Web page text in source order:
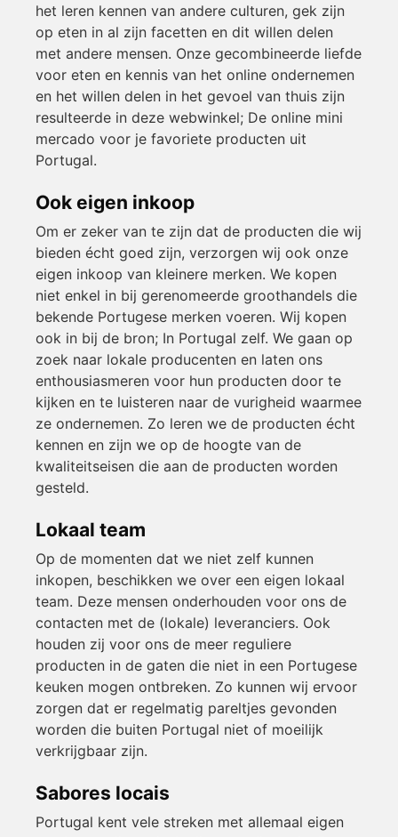
het leren kennen van andere culturen, gek zijn
op eten in al zijn facetten en dit willen delen
met andere mensen. Onze gecombineerde liefde
voor eten en kennis van het online ondernemen
en het willen delen in het gevoel van thuis zijn
resulteerde in deze webwinkel; De online mini
mercado voor je favoriete producten uit
Portugal.
Ook eigen inkoop
Om er zeker van te zijn dat de producten die wij
bieden écht goed zijn, verzorgen wij ook onze
eigen inkoop van kleinere merken. We kopen
niet enkel in bij gerenomeerde groothandels die
bekende Portugese merken voeren. Wij kopen
ook in bij de bron; In Portugal zelf. We gaan op
zoek naar lokale producenten en laten ons
enthousiasmeren voor hun producten door te
kijken en te luisteren naar de vurigheid waarmee
ze ondernemen. Zo leren we de producten écht
kennen en zijn we op de hoogte van de
kwaliteitseisen die aan de producten worden
gesteld.
Lokaal team
Op de momenten dat we niet zelf kunnen
inkopen, beschikken we over een eigen lokaal
team. Deze mensen onderhouden voor ons de
contacten met de (lokale) leveranciers. Ook
houden zij voor ons de meer reguliere
producten in de gaten die niet in een Portugese
keuken mogen ontbreken. Zo kunnen wij ervoor
zorgen dat er regelmatig pareltjes gevonden
worden die buiten Portugal niet of moeilijk
verkrijgbaar zijn.
Sabores locais
Portugal kent vele streken met allemaal eigen